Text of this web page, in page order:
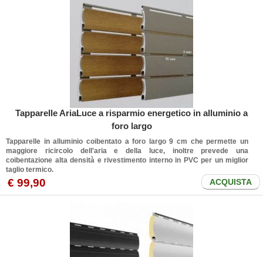
Tapparelle AriaLuce a risparmio energetico in alluminio a
foro largo
Tapparelle in alluminio coibentato a foro largo 9 cm che permette un
maggiore ricircolo dell'aria e della luce, inoltre prevede una
coibentazione alta densità e rivestimento interno in PVC per un miglior
taglio termico.
€ 99,90 ACQUISTA